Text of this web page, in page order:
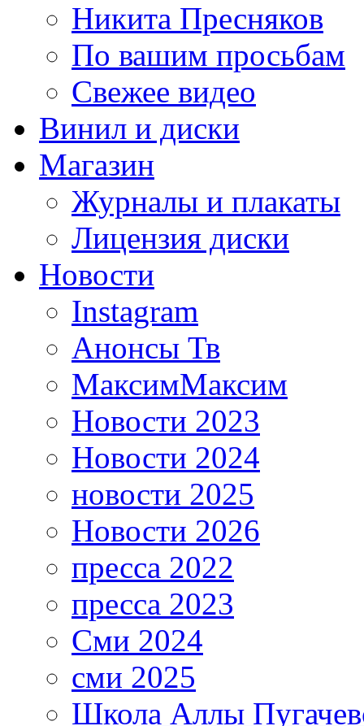
Никита Пресняков
По вашим просьбам
Свежее видео
Винил и диски
Магазин
Журналы и плакаты
Лицензия диски
Новости
Instagram
Анонсы Тв
МаксимМаксим
Новости 2023
Новости 2024
новости 2025
Новости 2026
пресса 2022
пресса 2023
Сми 2024
сми 2025
Школа Аллы